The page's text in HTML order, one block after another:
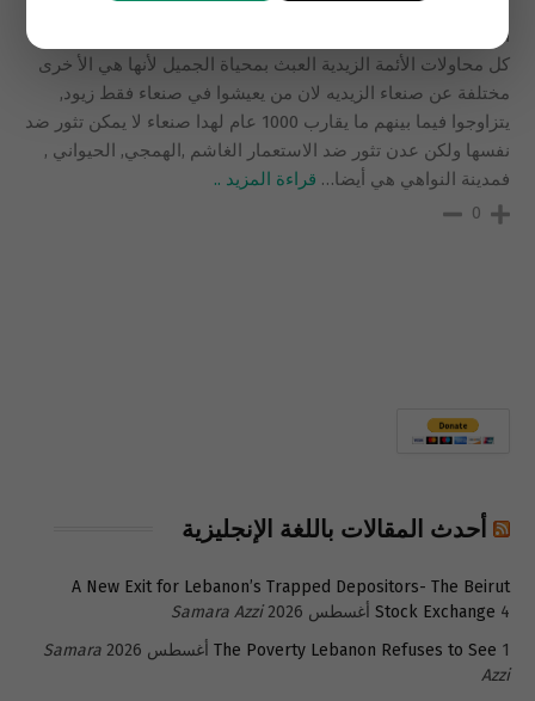
مركز العالم والفن والثقافة والجمال , فعدن كانت باريس اليمن
الشمالية . تعالوا نتجول ليس خياليا انما واقعيا, حقيقة قائمة رغم
كل محاولات الأئمة الزيدية العبث بمحياة الجميل لأنها هي الأ خرى
مختلفة عن صنعاء الزيديه لان من يعيشوا في صنعاء فقط زيود,
يتزاوجوا فيما بينهم ما يقارب 1000 عام لهدا صنعاء لا يمكن تثور ضد
نفسها ولكن عدن تثور ضد الاستعمار الغاشم ,الهمجي, الحيواني ,
فمدينة النواهي هي أيضا… قراءة المزيد ..
0
أحدث المقالات باللغة الإنجليزية
A New Exit for Lebanon’s Trapped Depositors- The Beirut
Stock Exchange 4 أغسطس 2026
Samara Azzi
The Poverty Lebanon Refuses to See 1 أغسطس 2026
Samara
Azzi